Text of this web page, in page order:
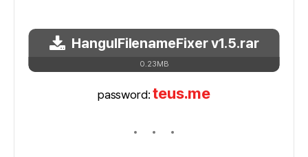
HangulFilenameFixer v1.5.rar
0.23MB
password:teus.me